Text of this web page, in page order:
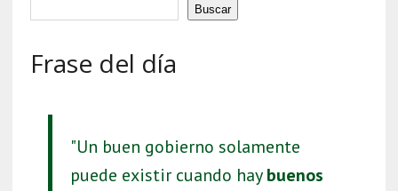
Buscar
Frase del día
"Un buen gobierno solamente
puede existir cuando haybuenos